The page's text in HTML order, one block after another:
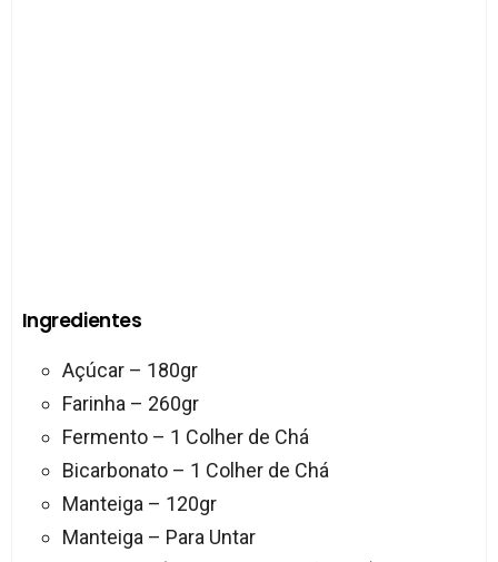
Ingredientes
Açúcar – 180gr
Farinha – 260gr
Fermento – 1 Colher de Chá
Bicarbonato – 1 Colher de Chá
Manteiga – 120gr
Manteiga – Para Untar